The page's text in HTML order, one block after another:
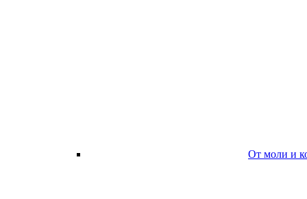
От моли и